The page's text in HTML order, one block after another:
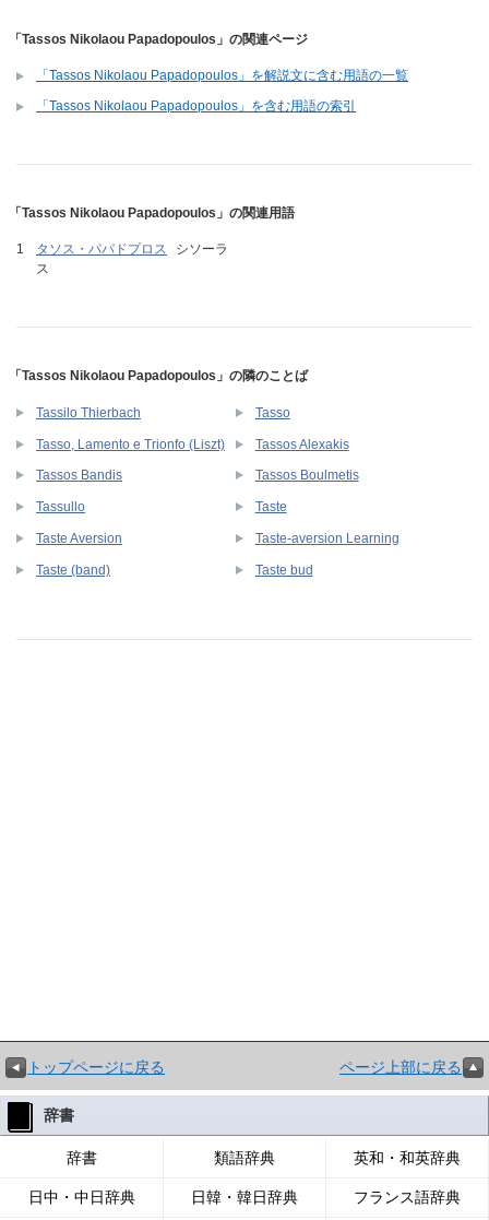
「Tassos Nikolaou Papadopoulos」の関連ページ
「Tassos Nikolaou Papadopoulos」を解説文に含む用語の一覧
「Tassos Nikolaou Papadopoulos」を含む用語の索引
「Tassos Nikolaou Papadopoulos」の関連用語
タソス・パパドプロス
シソーラ
ス
「Tassos Nikolaou Papadopoulos」の隣のことば
Tassilo Thierbach Tasso
Tasso, Lamento e Trionfo (Liszt) Tassos Alexakis
Tassos Bandis Tassos Boulmetis
Tassullo Taste
Taste Aversion Taste-aversion Learning
Taste (band) Taste bud
トップページに戻る ページ上部に戻る
辞書
辞書 類語辞典 英和・和英辞典
日中・中日辞典 日韓・韓日辞典 フランス語辞典